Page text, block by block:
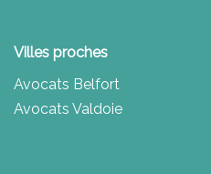
Villes proches
Avocats Belfort
Avocats Valdoie